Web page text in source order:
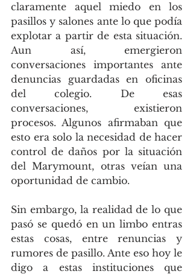
claramente aquel miedo en los
pasillos y salones ante lo que podía
explotar a partir de esta situación.
Aun así, emergieron
conversaciones importantes ante
denuncias guardadas en oficinas
del colegio. De esas
conversaciones, existieron
procesos. Algunos afirmaban que
esto era solo la necesidad de hacer
control de daños por la situación
del Marymount, otras veían una
oportunidad de cambio.
Sin embargo, la realidad de lo que
pasó se quedó en un limbo entras
estas cosas, entre renuncias y
rumores de pasillo. Ante eso hoy le
digo a estas instituciones que